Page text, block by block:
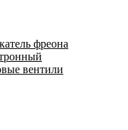
фреона
вентили